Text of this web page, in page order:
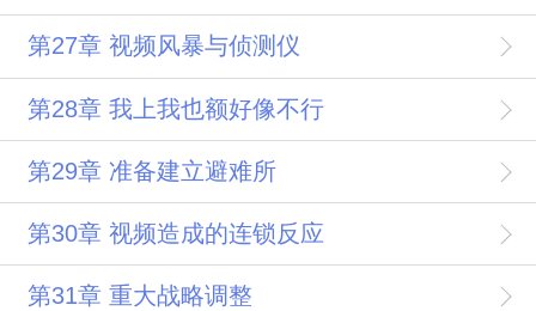
第27章 视频风暴与侦测仪
第28章 我上我也额好像不行
第29章 准备建立避难所
第30章 视频造成的连锁反应
第31章 重大战略调整